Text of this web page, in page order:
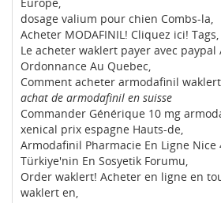
dosage valium pour chien Combs-la,
Acheter MODAFINIL! Cliquez ici! Tags,
Le acheter waklert payer avec paypal
Ordonnance Au Quebec,
Comment acheter armodafinil
achat de armodafinil en suisse
Commander Générique 10 mg
xenical prix espagne Hauts-de,
Armodafinil Pharmacie En Ligne Nice
Türkiye'nin En Sosyetik Forumu,
Order waklert! Acheter en ligne en
waklert en,